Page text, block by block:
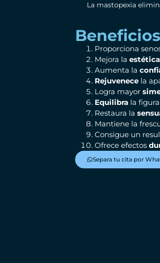
La mastopexia
Proporciona
Mejora laestética
Aumenta la
Rejuvenece la
Logra mayor
Equilibra la
Restaura la
Mantiene la
Consigue un
Ofrece efectos
Separa tu cita por